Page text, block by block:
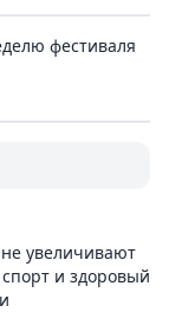
фестиваля
увеличивают
и здоровый